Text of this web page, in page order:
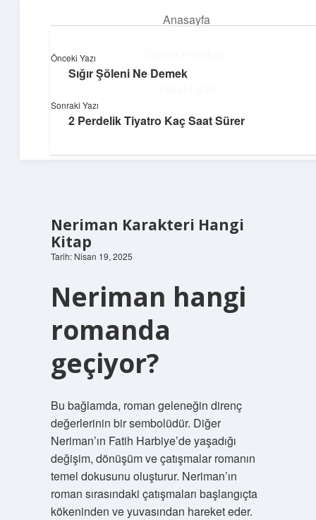
Anasayfa
Hakkımızda
Neşeli Bilgi Durağı
Hızlı hikayelerle gününü şenlendir!
Neriman Karakteri Hangi
Kitap
Tarih: Nisan 19, 2025
Neriman hangi
romanda
geçiyor?
Bu bağlamda, roman geleneğin direnç
değerlerinin bir sembolüdür. Diğer
Neriman’ın Fatih Harbiye’de yaşadığı
değişim, dönüşüm ve çatışmalar romanın
temel dokusunu oluşturur. Neriman’ın
roman sırasındaki çatışmaları başlangıçta
kökeninden ve yuvasından hareket eder.
Önceki Yazı
Sığır Şöleni Ne Demek
Sonraki Yazı
2 Perdelik Tiyatro Kaç Saat Sürer